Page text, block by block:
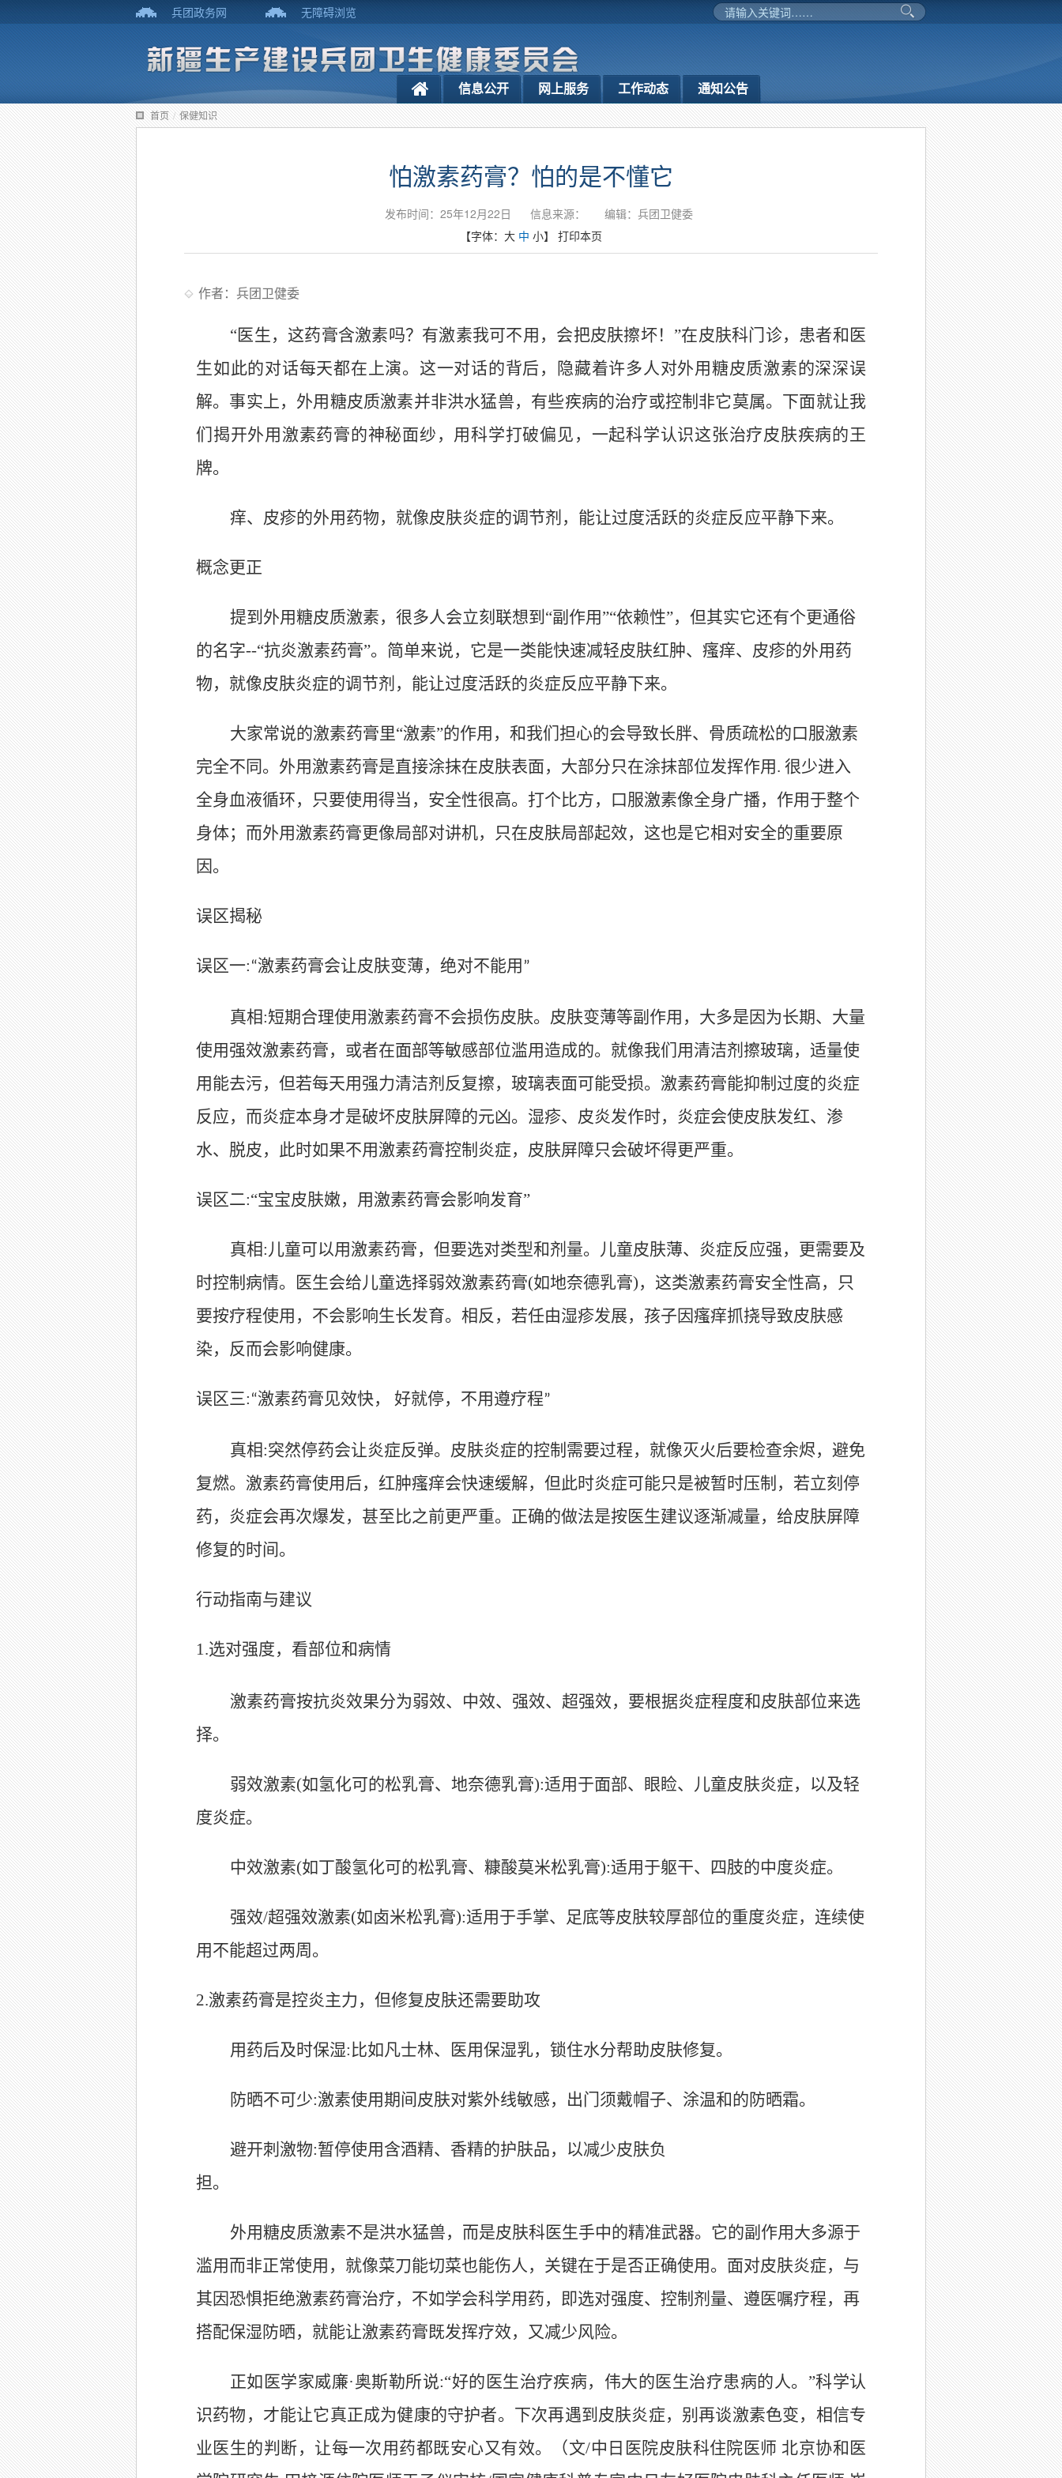
兵团政务网 无障碍浏览
信息公开 网上服务 工作动态 通知公告
首页 / 保健知识
怕激素药膏？怕的是不懂它
发布时间：25年12月22日 信息来源：
编辑：兵团卫健委
【字体： 大 中 小】 打印本页
作者：兵团卫健委
“医生，这药膏含激素吗？有激素我可不用，会把皮肤擦坏！ ”在皮肤科门诊，患者和医
生如此的对话每天都在上演。这一对话的背后，隐藏着许多人对外用糖皮质激素的深深误
解。事实上，外用糖皮质激素并非洪水猛兽，有些疾病的治疗或控制非它莫属。下面就让我
们揭开外用激素药膏的神秘面纱，用科学打破偏见，一起科学认识这张治疗皮肤疾病的王
牌。
痒、皮疹的外用药物，就像皮肤炎症的调节剂，能让过度活跃的炎症反应平静下来。
概念更正
提到外用糖皮质激素，很多人会立刻联想到 “副作用 ”“依赖性”，但其实它还有个更通俗
的名字--“抗炎激素药膏”。简单来说，它是一类能快速减轻皮肤红肿、瘙痒、皮疹的外用药
物，就像皮肤炎症的调节剂，能让过度活跃的炎症反应平静下来。
大家常说的激素药膏里“激素”的作用，和我们担心的会导致长胖、骨质疏松的口服激素
完全不同。外用激素药膏是直接涂抹在皮肤表面，大部分只在涂抹部位发挥作用 . 很少进入
全身血液循环，只要使用得当，安全性很高。打个比方，口服激素像全身广播，作用于整个
身体；而外用激素药膏更像局部对讲机，只在皮肤局部起效，这也是它相对安全的重要原
因。
误区揭秘
误区一:“激素药膏会让皮肤变薄，绝对不能用 ”
真相:短期合理使用激素药膏不会损伤皮肤。皮肤变薄等副作用，大多是因为长期、大量
使用强效激素药膏，或者在面部等敏感部位滥用造成的。就像我们用清洁剂擦玻璃，适量使
用能去污，但若每天用强力清洁剂反复擦，玻璃表面可能受损。激素药膏能抑制过度的炎症
反应，而炎症本身才是破坏皮肤屏障的元凶。湿疹、皮炎发作时，炎症会使皮肤发红、渗
水、脱皮，此时如果不用激素药膏控制炎症，皮肤屏障只会破坏得更严重。
误区二:“宝宝皮肤嫩，用激素药膏会影响发育”
真相:儿童可以用激素药膏，但要选对类型和剂量。儿童皮肤薄、炎症反应强，更需要及
时控制病情。医生会给儿童选择弱效激素药膏(如地奈德乳膏)，这类激素药膏安全性高，只
要按疗程使用，不会影响生长发育。相反，若任由湿疹发展，孩子因瘙痒抓挠导致皮肤感
染，反而会影响健康。
误区三:“激素药膏见效快， 好就停，不用遵疗程”
真相:突然停药会让炎症反弹。皮肤炎症的控制需要过程，就像灭火后要检查余烬，避免
复燃。激素药膏使用后，红肿瘙痒会快速缓解，但此时炎症可能只是被暂时压制，若立刻停
药，炎症会再次爆发，甚至比之前更严重。正确的做法是按医生建议逐渐减量，给皮肤屏障
修复的时间。
行动指南与建议
1.选对强度，看部位和病情
激素药膏按抗炎效果分为弱效、中效、强效、超强效，要根据炎症程度和皮肤部位来选
择。
弱效激素(如氢化可的松乳膏、地奈德乳膏):适用于面部、眼睑、儿童皮肤炎症，以及轻
度炎症。
中效激素(如丁酸氢化可的松乳膏、糠酸莫米松乳膏):适用于躯干、四肢的中度炎症。
强效/超强效激素(如卤米松乳膏):适用于手掌、足底等皮肤较厚部位的重度炎症，连续使
用不能超过两周。
2.激素药膏是控炎主力，但修复皮肤还需要助攻
用药后及时保湿: 比如凡士林、医用保湿乳，锁住水分帮助皮肤修复。
防晒不可少:激素使用期间皮肤对紫外线敏感，出门须戴帽子、涂温和的防晒霜。
避开刺激物:暂停使用含酒精、香精的护肤品，以减少皮肤负
担。
外用糖皮质激素不是洪水猛兽，而是皮肤科医生手中的精准武器。它的副作用大多源于
滥用而非正常使用，就像菜刀能切菜也能伤人，关键在于是否正确使用。面对皮肤炎症，与
其因恐惧拒绝激素药膏治疗，不如学会科学用药，即选对强度、控制剂量、遵医嘱疗程，再
搭配保湿防晒，就能让激素药膏既发挥疗效，又减少风险。
正如医学家威廉·奥斯勒所说:“好的医生治疗疾病，伟大的医生治疗患病的人。 ”科学认
识药物，才能让它真正成为健康的守护者。下次再遇到皮肤炎症，别再谈激素色变，相信专
业医生的判断，让每一次用药都既安心又有效。
（文/中日医院皮肤科住院医师 北京协和医